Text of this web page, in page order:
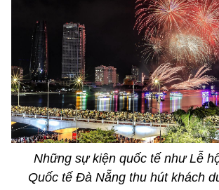
Những sự kiện quốc tế như Lễ
Quốc tế Đà Nẵng thu hút khách